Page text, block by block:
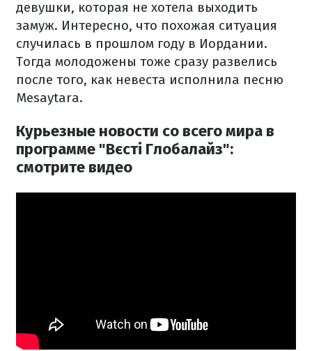
девушки, которая не хотела выходить
замуж. Интересно, что похожая ситуация
случилась в прошлом году в Иордании.
Тогда молодожены тоже сразу развелись
после того, как невеста исполнила песню
Mesaytara.
Курьезные новости со всего мира в
программе "Вєсті Глобалайз":
смотрите видео